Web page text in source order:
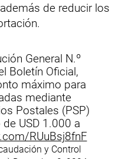
de reducir los
General N.º
Boletín Oficial,
máximo para
mediante
Postales (PSP)
USD 1.000 a
RUuBsj8fnF
y Control